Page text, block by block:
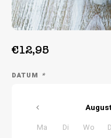
Week 38 | 14-09-2026 t/m 18-
€12,95
DATUM *
Ma
Di Wo